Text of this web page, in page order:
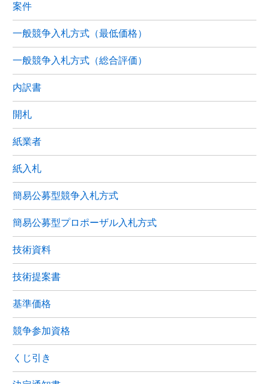
案件
一般競争入札方式（最低価格）
一般競争入札方式（総合評価）
内訳書
開札
紙業者
紙入札
簡易公募型競争入札方式
簡易公募型プロポーザル入札方式
技術資料
技術提案書
基準価格
競争参加資格
くじ引き